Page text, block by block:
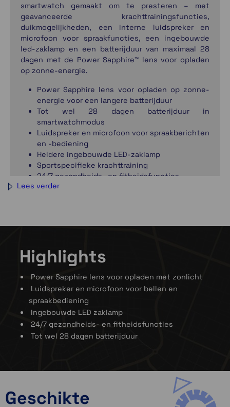
smartwatch gemaakt om te presteren – met
geavanceerde krachttrainingsfuncties,
duikmogelijkheden, een interne luidspreker en
microfoon voor spraakfuncties, een ingebouwde
led-zaklamp en een batterijduur van maximaal 28
dagen met de Power Sapphire™ lens voor opladen
op zonne-energie.
Power Sapphire lens voor opladen op zonne-
energie voor een langere batterijduur
Tot wel 28 dagen batterijduur in
smartwatchmodus
Luidspreker en microfoon voor spraakberichten
en -bediening
Heldere ingebouwde LED-zaklamp
Sportspecifieke krachttraining
24/7 gezondheids- en fitheidsfuncties
Robuust ontwerp
Lees verder
Highlights
Power Sapphire lens voor opladen met zonlicht
Luidspreker en microfoon voor bellen en
spraakbediening
Ingebouwde LED zaklamp
24/7 gezondheids- en fitheidsfuncties
Tot wel 28 dagen batterijduur
Geschikte